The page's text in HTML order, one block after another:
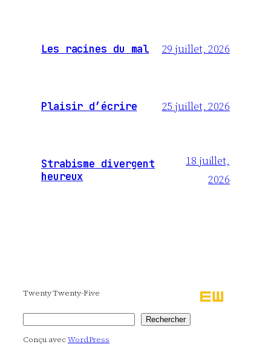
Les racines du mal 29 juillet, 2026
Plaisir d’écrire 25 juillet, 2026
Strabisme divergent
heureux
18 juillet,
2026
Twenty Twenty-Five
Rechercher
Conçu avecWordPress